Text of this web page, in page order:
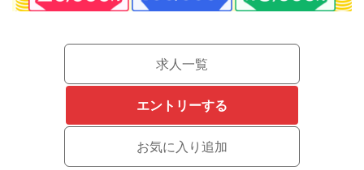
求人一覧
エントリーする